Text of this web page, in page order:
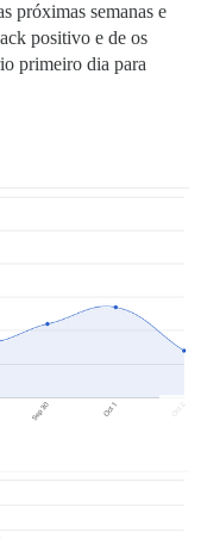
próximas semanas e
positivo e de os
primeiro dia para